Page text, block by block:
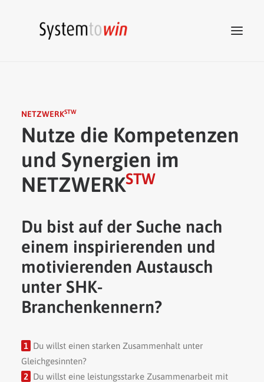
NetzwerkSTW
BeratungSTW
AkademieSTW
Marketing
Kontakt
ZUM SHOP
SYSTEM TO WIN eine Marke der smart
perfectionGmbH – Netzwerk, Beratung und
07191 9922080
info@systemtowin.de
NETZWERKSTW
Nutze die Kompetenzen
und Synergien im
NETZWERKSTW
Du bist auf der Suche nach
einem inspirierenden und
motivierenden Austausch
unter SHK-
Branchenkennern?
1 Du willst einen starken Zusammenhalt unter
Gleichgesinnten?
2 Du willst eine leistungsstarke Zusammenarbeit mit